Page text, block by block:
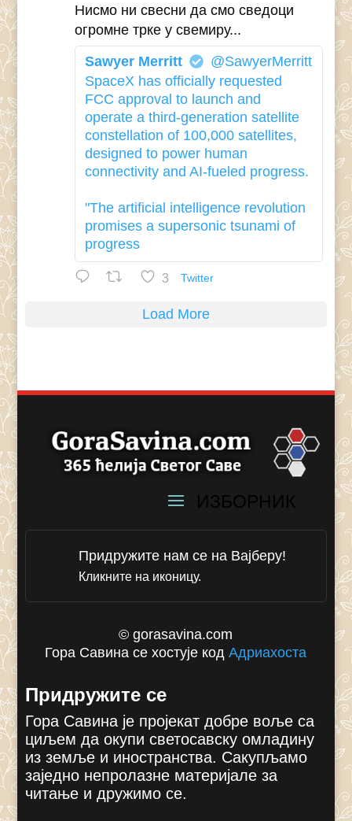
Нисмо ни свесни да смо сведоци
огромне трке у свемиру...
Sawyer Merritt
@SawyerMerritt
SpaceX has officially requested
FCC approval to launch and
operate a third-generation satellite
constellation of 100,000 satellites,
designed to power human
connectivity and AI-fueled progress.
"The artificial intelligence revolution
promises a supersonic tsunami of
progress
3 Twitter
Load More
Придружите нам се на Вајберу!
Кликните на иконицу.
© gorasavina.com
Гора Савина се хостује кодАдриахоста
Придружите се
Гора Савина је пројекат добре воље са
циљем да окупи светосавску омладину
из земље и иностранства. Сакупљамо
заједно непролазне материјале за
читање и дружимо се.